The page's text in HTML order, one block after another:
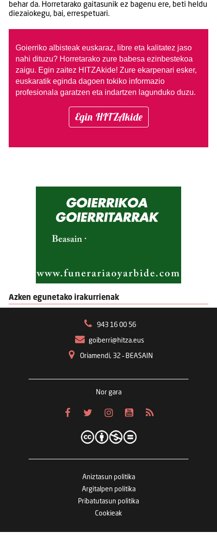
behar da. Horretarako gaitasunik ez bagenu ere, beti heldu
diezaiokegu, bai, errespetuari.
Goierriko albisteak euskaraz, libre eta kalitatez jaso
nahi dituzu? Horretarako zure babesa ezinbestekoa
zaigu. Egin zaitez HITZAkide! Zure ekarpenari esker,
euskaratik eginda dagoen tokiko informazio
profesionala garatzen eta indartzen lagunduko duzu.
Egin HITZAkide
Azken egunetako irakurrienak
943 16 00 56
goiberri@hitza.eus
Oriamendi, 32 – BEASAIN
Nor gara
Aniztasun politika
Argitalpen politika
Pribatutasun politika
Cookieak